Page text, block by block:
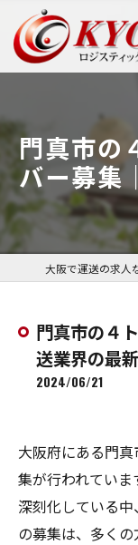
門真市の
バー募集
門真市の４
送業界の最
2024/06/21
大阪府にある門
集が行われてい
深刻化している
の募集は、多く